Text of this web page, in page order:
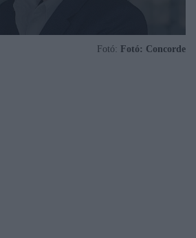
Fotó: Fotó: Concorde